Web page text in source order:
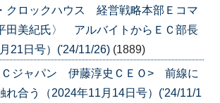
クロックハウス 経営戦略本部Ｅコマ
美紀氏〉 アルバイトからＥＣ部長
21日号）('24/11/26) (1889)
Ｃジャパン 伊藤淳史ＣＥＯ> 前線に
れ合う（2024年11月14日号）('24/11/1